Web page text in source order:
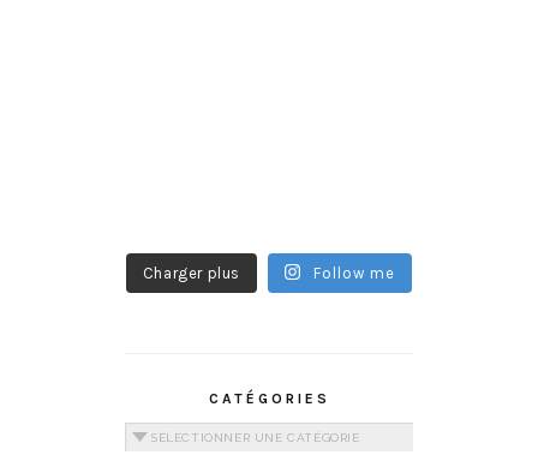
Charger plus Follow me
CATÉGORIES
Catégories